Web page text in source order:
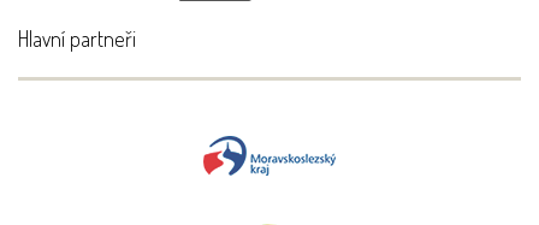
Hlavní partneři